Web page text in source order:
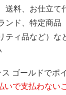
送料、お仕立て
ンド、特定商品
ティ品など）な
ゴールドでポ
いで支払わない